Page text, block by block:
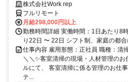
株式会社Work rep
フルリモート
月給298,000円以上
勤務時間詳細 実働時間：1日あたり8
り22日 〜 22日 シフト制、家庭の都
仕事内容 雇用形態：正社員 職種：清
＼＼✨客室清掃の現場・人材管理の
ルにて、 客室清掃に係る管理のお仕
テ...